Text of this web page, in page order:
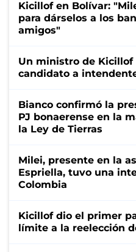
Kicillof en Bolívar:
para dárselos a los
amigos"
Un ministro de Kicillof
candidato a
Bianco confirmó la
PJ bonaerense en la
la Ley de Tierras
Milei, presente en la
Espriella, tuvo una
Colombia
Kicillof dio el primer
límite a la reelección